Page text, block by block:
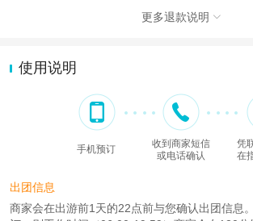
更多退款说明 
使用说明
手机预订
收到商家短信
或电话确认
凭
在
出团信息
商家会在出游前1天的22点前与您确认出团信息